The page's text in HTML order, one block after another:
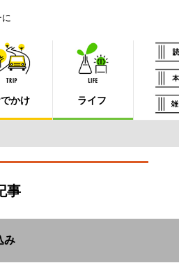
かけ ライフ
事
み